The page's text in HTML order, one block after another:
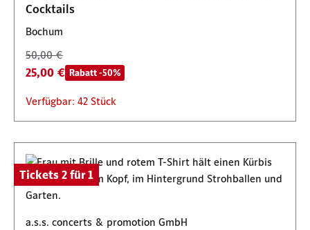
Verfügbar: 88 Stück
Cocktails
Bochum
50,00 €
25,00 € Rabatt -50%
Verfügbar: 42 Stück
Tickets 2 für 1
a.s.s. concerts & promotion GmbH